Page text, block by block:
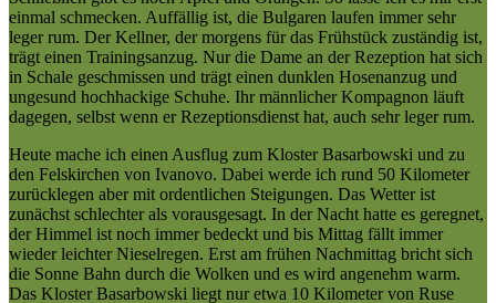
einmal schmecken. Auffällig ist, die Bulgaren laufen immer sehr
leger rum. Der Kellner, der morgens für das Frühstück zuständig ist,
trägt einen Trainingsanzug. Nur die Dame an der Rezeption hat sich
in Schale geschmissen und trägt einen dunklen Hosenanzug und
ungesund hochhackige Schuhe. Ihr männlicher Kompagnon läuft
dagegen, selbst wenn er Rezeptionsdienst hat, auch sehr leger rum.
Heute mache ich einen Ausflug zum Kloster Basarbowski und zu
den Felskirchen von Ivanovo. Dabei werde ich rund 50 Kilometer
zurücklegen aber mit ordentlichen Steigungen. Das Wetter ist
zunächst schlechter als vorausgesagt. In der Nacht hatte es geregnet,
der Himmel ist noch immer bedeckt und bis Mittag fällt immer
wieder leichter Nieselregen. Erst am frühen Nachmittag bricht sich
die Sonne Bahn durch die Wolken und es wird angenehm warm.
Das Kloster Basarbowski liegt nur etwa 10 Kilometer von Ruse